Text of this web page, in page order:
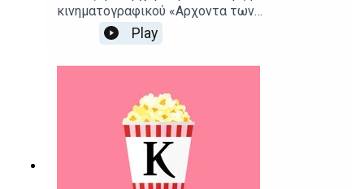
κινηματογραφικού «Αρχοντα των
Δαχτυλιδιών» αποκαλύπτει τους
πρωταγωνιστές της, μια από τις μεγαλύτερες
εισπρακτικές επιτυχίες της Απω Ανατολής
Δημοσιογραφική επιμέλεια - Παρουσίαση:
Αιμίλιος Χαρμπής, Αλεξάνδρα
ΣκαράκηΕπιμέλεια παραγωγής: Urbi Productions
Play